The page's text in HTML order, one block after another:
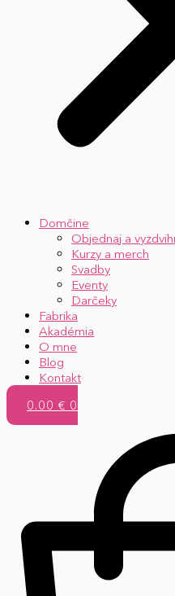
Domčine
Objednaj a
Kurzy a merch
Svadby
Eventy
Darčeky
Fabrika
Akadémia
O mne
Blog
Kontakt
0.00 € 0